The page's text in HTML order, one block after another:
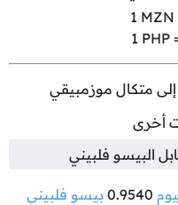
1 MZN
1 PHP
متكال موزمبيقي
أخرى
البيسو فلبيني
0.9540 بيسو فلبيني